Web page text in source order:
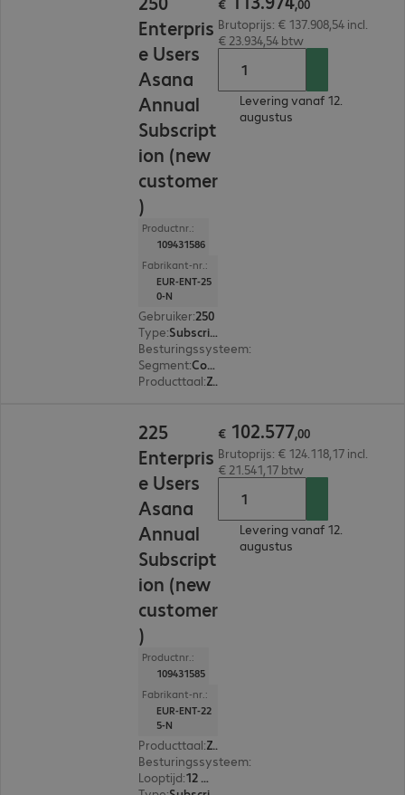
Enterpris
e Users
Asana
Annual
Subscript
ion (new
customer
)
Productnr.:
109431586
Fabrikant-nr.:
EUR-ENT-25
0-N
Gebruiker:250
Type:
Subscription
Besturingssysteem:
Segment:
Corporate
Producttaal: Zweeds, Russisch, Engels, Spaans, Japans, Portugees, Portugal, Pools, Frans, Italiaans, Nederlands, Duits
€ ,00
Brutoprijs: € 137.908,54 incl.
€ 23.934,54 btw
Levering vanaf 12.
augustus
225
Enterpris
e Users
Asana
Annual
Subscript
ion (new
customer
)
Productnr.:
109431585
Fabrikant-nr.:
EUR-ENT-22
5-N
Producttaal: Zweeds, Russisch, Engels, Spaans, Japans, Portugees, Portugal, Pools, Frans, Italiaans, Nederlands, Duits
Besturingssysteem:
Looptijd:
12 Maanden
€ 102.577,00
Brutoprijs: € 124.118,17 incl.
€ 21.541,17 btw
Levering vanaf 12.
augustus